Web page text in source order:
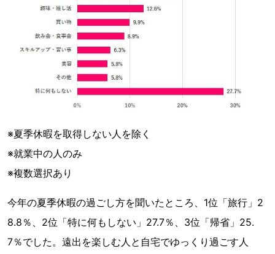
※夏季休暇を取得しない人を除く
※就業中の人のみ
※複数選択あり
今年の夏季休暇の過ごし方を聞いたところ、1位「旅行」2
8.8％、2位「特に何もしない」27.7％、3位「帰省」25.
7％でした。遠出を楽しむ人と自宅でゆっくり過ごす人